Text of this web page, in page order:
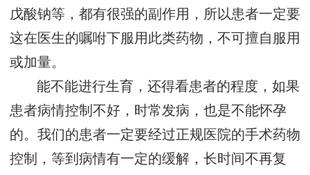
戊酸钠等，都有很强的副作用，所以患者一定要
这在医生的嘱咐下服用此类药物，不可擅自服用
或加量。
能不能进行生育，还得看患者的程度，如果
患者病情控制不好，时常发病，也是不能怀孕
的。我们的患者一定要经过正规医院的手术药物
控制，等到病情有一定的缓解，长时间不再复